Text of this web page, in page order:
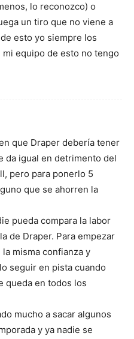
lo reconozco) o
un tiro que no viene a
esto yo siempre los
equipo de esto no tengo
que Draper debería tener
da igual en detrimento del
pero para ponerlo 5
que se ahorren la
pueda compara la labor
de Draper. Para empezar
misma confianza y
seguir en pista cuando
queda en todos los
mucho a sacar algunos
y ya nadie se